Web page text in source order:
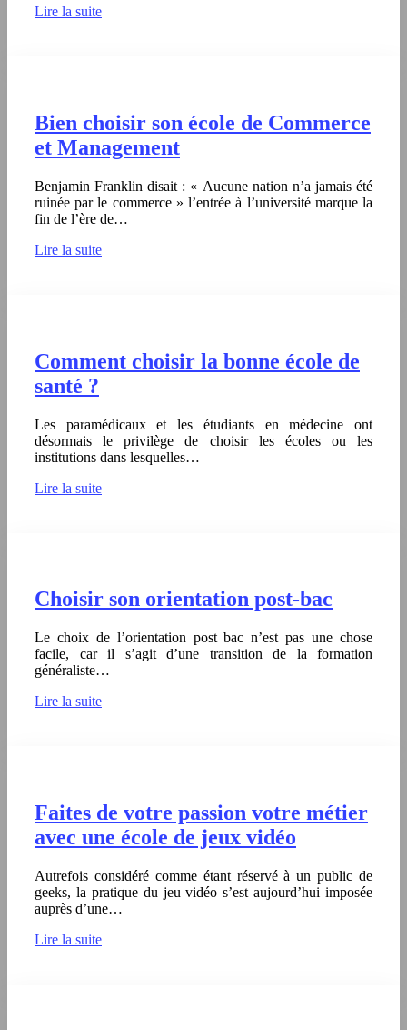
Lire la suite
Bien choisir son école de Commerce
et Management
Benjamin Franklin disait : « Aucune nation n’a jamais été
ruinée par le commerce » l’entrée à l’université marque la
fin de l’ère de…
Lire la suite
Comment choisir la bonne école de
santé ?
Les paramédicaux et les étudiants en médecine ont
désormais le privilège de choisir les écoles ou les
institutions dans lesquelles…
Lire la suite
Choisir son orientation post-bac
Le choix de l’orientation post bac n’est pas une chose
facile, car il s’agit d’une transition de la formation
généraliste…
Lire la suite
Faites de votre passion votre métier
avec une école de jeux vidéo
Autrefois considéré comme étant réservé à un public de
geeks, la pratique du jeu vidéo s’est aujourd’hui imposée
auprès d’une…
Lire la suite